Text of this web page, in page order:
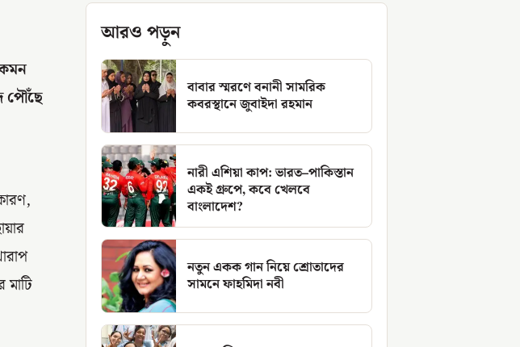
পৌঁছে
আরও পড়ুন
বাবার স্মরণে বনানী সামরিক
কবরস্থানে জুবাইদা রহমান
নারী এশিয়া কাপ: ভারত–পাকিস্তান
একই গ্রুপে, কবে খেলবে
বাংলাদেশ?
নতুন একক গান নিয়ে শ্রোতাদের
সামনে ফাহমিদা নবী